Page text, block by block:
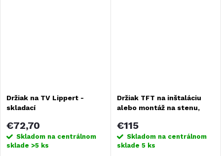
Držiak na TV Lippert -
skladací
€72,70
Skladom na centrálnom
sklade >5 ks
Držiak TFT na inštaláciu
alebo montáž na stenu,
€115
Skladom na centrálnom
sklade 5 ks